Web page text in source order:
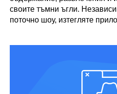
своите тъмни ъгли.
поточно шоу, изтегляте